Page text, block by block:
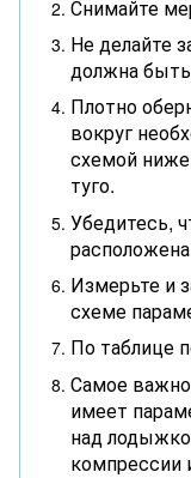
Снимайте
Не делайте
должна
Плотно
вокруг
схемой
туго.
Убедитесь,
Измерьте и
схеме
По таблице
Самое
имеет
над
компрессии